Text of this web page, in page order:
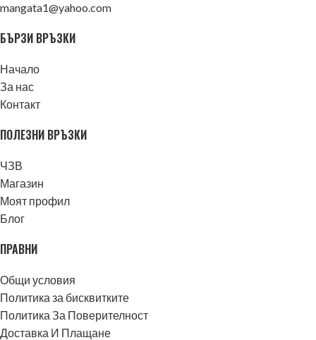
mangata1@yahoo.com
БЪРЗИ ВРЪЗКИ
Начало
За нас
Контакт
ПОЛЕЗНИ ВРЪЗКИ
ЧЗВ
Магазин
Моят профил
Блог
ПРАВНИ
Общи условия
Политика за бисквитките
Политика За Поверителност
Доставка И Плащане